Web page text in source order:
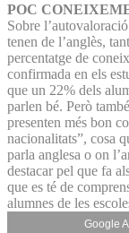
POC
Sobre
tenen de l’anglès,
percentatge de
confirmada en els
que un 22% dels
parlen bé. Però
presenten més bon
nacionalitats”, cosa
parla anglesa o on
destacar pel que fa
que es té de
alumnes de les
Google